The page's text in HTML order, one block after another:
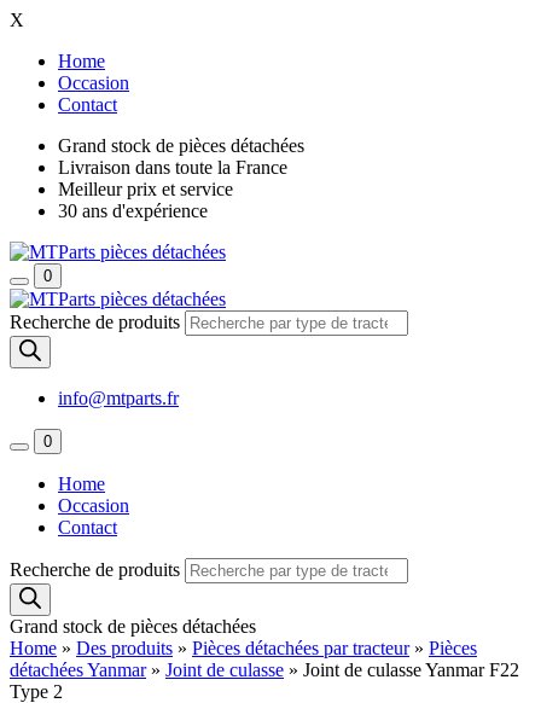
X
Home
Occasion
Contact
Grand stock de pièces détachées
Livraison dans toute la France
Meilleur prix et service
30 ans d'expérience
0
Recherche de produits
info@mtparts.fr
0
Home
Occasion
Contact
Recherche de produits
Grand stock de pièces détachées
Home » Des produits » Pièces détachées par tracteur» Pièces
détachées Yanmar» Joint de culasse » Joint de culasse Yanmar F22
Type 2